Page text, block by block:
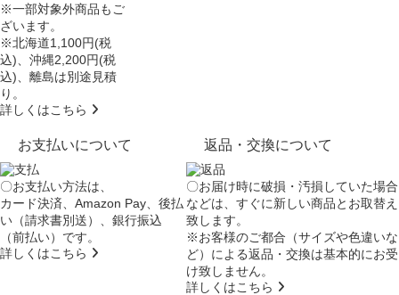
※一部対象外商品もご
ざいます。
※北海道1,100円(税
込)、沖縄2,200円(税
込)、離島は別途見積
り。
詳しくはこちら
お支払いについて
〇お支払い方法は、
カード決済、Amazon Pay、後払
い（請求書別送）、銀行振込
（前払い）です。
詳しくはこちら
返品・交換について
〇お届け時に破損・汚損していた場合
などは、すぐに新しい商品とお取替え
致します。
※お客様のご都合（サイズや色違いな
ど）による返品・交換は基本的にお受
け致しません。
詳しくはこちら